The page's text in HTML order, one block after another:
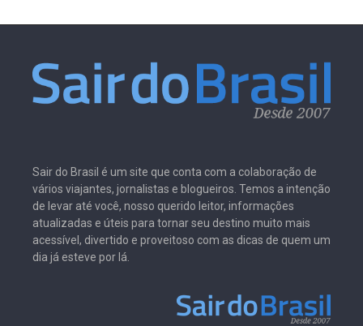
Sair do Brasil é um site que conta com a colaboração de
vários viajantes, jornalistas e blogueiros. Temos a intenção
de levar até você, nosso querido leitor, informações
atualizadas e úteis para tornar seu destino muito mais
acessível, divertido e proveitoso com as dicas de quem um
dia já esteve por lá.